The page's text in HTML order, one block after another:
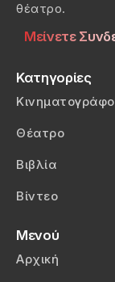
θέατρο.
Μείνετε
Κατηγορίες
Θέατρο
Βιβλία
Βίντεο
Μενού
Αρχική